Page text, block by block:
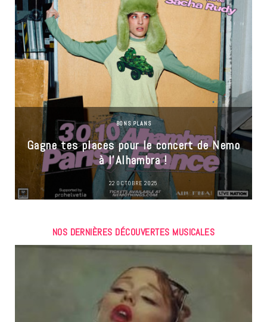
BONS PLANS
Gagne tes places pour le concert de Nemo
à l’Alhambra !
22 OCTOBRE 2025
NOS DERNIÈRES DÉCOUVERTES MUSICALES